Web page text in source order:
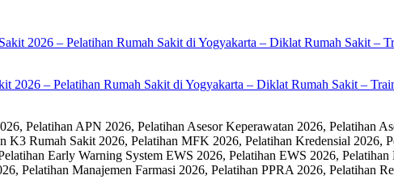
2026 – Pelatihan Rumah Sakit di Yogyakarta – Diklat Rumah Sakit –
Pelatihan APN 2026, Pelatihan Asesor Keperawatan 2026, Pelatihan
K3 Rumah Sakit 2026, Pelatihan MFK 2026, Pelatihan Kredensial
Early Warning System EWS 2026, Pelatihan EWS 2026,
Pelatihan Manajemen Farmasi 2026, Pelatihan PPRA 2026,